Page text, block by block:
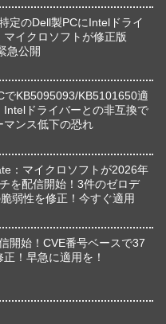
定のDell製PCにIntelドライ
マイクロソフトが修正版
急公開
でKB5095093/KB5101650適
Intelドライバーとの非互換で
マンス低下の恐れ
：マイクロソフトが2026年
を配信開始！3件のゼロデ
弱性を修正！今すぐ適用
開始！CVE番号ベースで37
！早急に適用を！